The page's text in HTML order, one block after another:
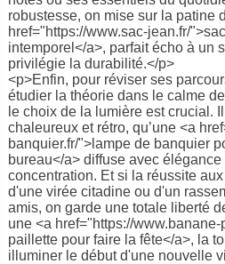
robustesse, on mise sur la patine
href="https://www.sac-jean.fr/
intemporel</a>, parfait écho à un
privilégie la durabilité.</p>
<p>Enfin, pour réviser ses
étudier la théorie dans le calme
le choix de la lumière est crucial.
chaleureux et rétro, qu’une <a
banquier.fr/">lampe de banquier
bureau</a> diffuse avec
concentration. Et si la réussite
d'une virée citadine ou d'un
amis, on garde une totale liberté
une <a href="https://
paillette pour faire la fête</a>, la
illuminer le début d'une nouvelle